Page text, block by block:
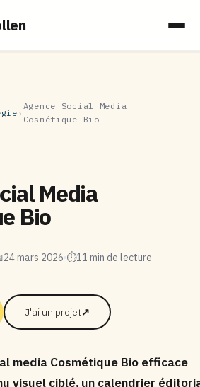
›
Agence Social Media
Cosmétique Bio
Media
Bio
24 mars 2026 ⏱11 min de lecture
J'ai un projet↗
media Cosmétique Bio efficace
visuel ciblé, un calendrier